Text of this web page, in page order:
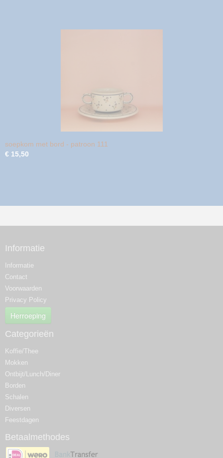
soepkom met bord - patroon 111
€ 15,50
Informatie
Informatie
Contact
Voorwaarden
Privacy Policy
Herroeping
Categorieën
Koffie/Thee
Mokken
Ontbijt/Lunch/Diner
Borden
Schalen
Diversen
Feestdagen
Betaalmethodes